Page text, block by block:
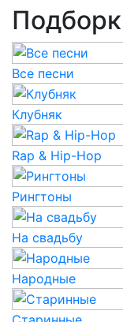
Все песни
Клубняк
Rap & Hip-Hop
Рингтоны
На свадьбу
Народные